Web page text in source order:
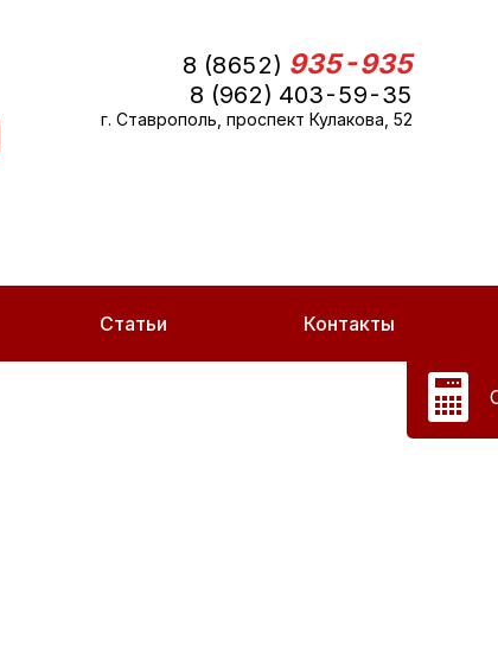
8 (8652) 935-935
8 (962) 403-59-35
г. Ставрополь, проспект Кулакова, 52
Статьи Контакты